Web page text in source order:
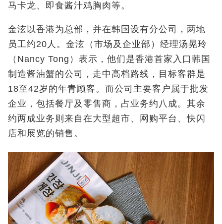
马卡龙、即食酱汁鸡胸肉等。
金泫以香港为总部，并在韩国设有分公司，两地
员工约20 人。金泫（市场及企业部）经理汤晃玲
（ Nancy Tong ）表示，他们是香港首家入口韩国
制造酱油蟹的公司，走中高档路线，目标客群是
18至42岁的年青顾客。而公司主要客户属于批发
企业，包括餐厅及零售商，占业务约八成。其余
约两成业务则来自在大型超市、网购平台、快闪
店和展览的销售。